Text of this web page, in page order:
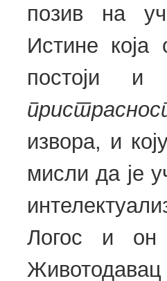
позив на
Истине
постоји
извора, и
мисли да је
Логос и он
Животодавац